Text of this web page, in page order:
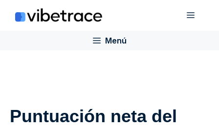
Menú
Menú
Puntuación neta del